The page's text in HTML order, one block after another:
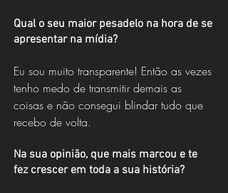
Qual o seu maior pesadelo na hora de se
apresentar na mídia?
Eu sou muito transparente! Então as vezes
tenho medo de transmitir demais as
coisas e não consegui blindar tudo que
recebo de volta.
Na sua opinião, que mais marcou e te
fez crescer em toda a sua história?